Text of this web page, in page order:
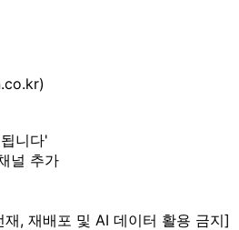
니다'
널 추가
, 재배포 및 AI 데이터 활용 금지]